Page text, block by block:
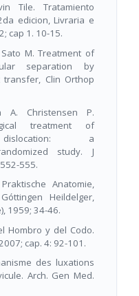
Tile. Tratamiento
edicion, Livraria e
cap 1. 10-15.
M. Treatment of
separation by
transfer, Clin Orthop
A. Christensen P.
treatment of
dislocation: a
study. J
555.
Anatomie,
Heildelger,
1959; 34-46.
Hombro y del Codo.
cap. 4: 92-101.
des luxations
Arch. Gen Med.